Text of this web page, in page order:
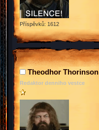
Příspěvků: 1612
Theodhor Thorinson
Redaktor denniho vestce